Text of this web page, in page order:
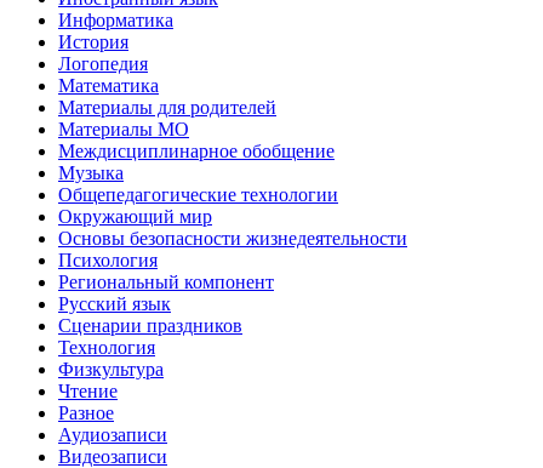
Информатика
История
Логопедия
Математика
Материалы для родителей
Материалы МО
Междисциплинарное обобщение
Музыка
Общепедагогические технологии
Окружающий мир
Основы безопасности жизнедеятельности
Психология
Региональный компонент
Русский язык
Сценарии праздников
Технология
Физкультура
Чтение
Разное
Аудиозаписи
Видеозаписи